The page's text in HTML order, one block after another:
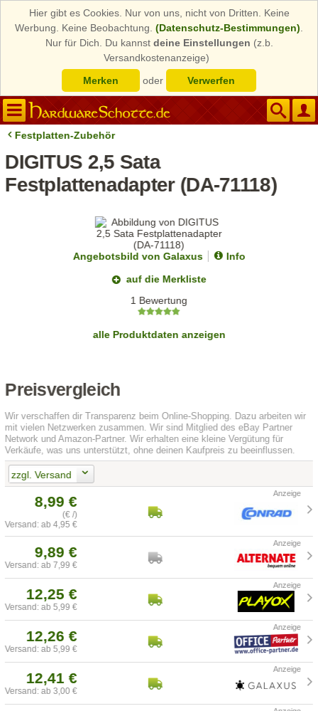
Hier gibt es Cookies. Nur von uns, nicht von Dritten. Keine
Werbung. Keine Beobachtung. (Datenschutz-Bestimmungen)
Nur für Dich. Du kannst deine Einstellungen (z.b.
Versandkostenanzeige)
Merken
oder Verwerfen
Festplatten-Zubehör
DIGITUS 2,5 Sata
Festplattenadapter (DA-71118)
Angebotsbild von Galaxus
Info
auf die Merkliste
1 Bewertung
alle Produktdaten anzeigen
Preisvergleich
Wir verschaffen dir Transparenz beim Online-Shopping. Dazu arbeiten wir
mit vielen Netzwerken zusammen. Wir sind Mitglied des eBay Partner
Network und Amazon-Partner. Wir erhalten eine kleine Vergütung für
Verkäufe, was uns unterstützt, ohne deinen Kaufpreis zu beeinflussen.
zzgl. Versand
8,99 €
(€ /)
Versand: ab 4,95 €
9,89 €
Versand: ab 7,99 €
12,25 €
Versand: ab 5,99 €
12,26 €
Versand: ab 5,99 €
12,41 €
Versand: ab 3,00 €